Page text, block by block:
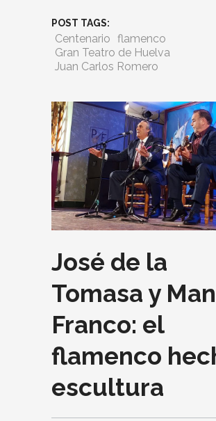
POST TAGS:
Centenario flamenco
Gran Teatro de Huelva
Juan Carlos Romero
José de la
Tomasa y
Franco: el
flamenco
escultura